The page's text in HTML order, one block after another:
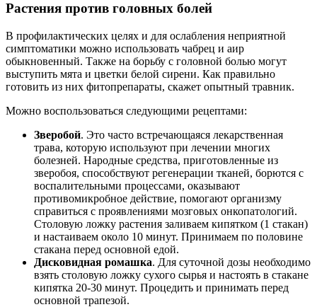
Растения против головных болей
В профилактических целях и для ослабления неприятной
симптоматики можно использовать чабрец и аир
обыкновенный. Также на борьбу с головной болью могут
выступить мята и цветки белой сирени. Как правильно
готовить из них фитопрепараты, скажет опытный травник.
Можно воспользоваться следующими рецептами:
Зверобой. Это часто встречающаяся лекарственная
трава, которую используют при лечении многих
болезней. Народные средства, приготовленные из
зверобоя, способствуют регенерации тканей, борются с
воспалительными процессами, оказывают
противомикробное действие, помогают организму
справиться с проявлениями мозговых онкопатологий.
Столовую ложку растения заливаем кипятком (1 стакан)
и настаиваем около 10 минут. Принимаем по половине
стакана перед основной едой.
Дисковидная ромашка. Для суточной дозы необходимо
взять столовую ложку сухого сырья и настоять в стакане
кипятка 20-30 минут. Процедить и принимать перед
основной трапезой.